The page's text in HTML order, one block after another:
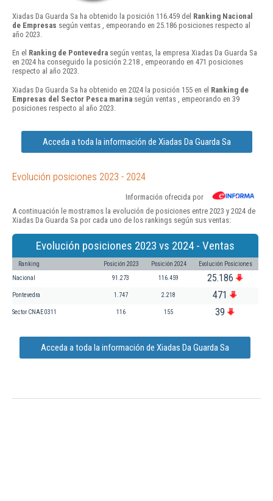
Xiadas Da Guarda Sa ha obtenido la posición 116.459 del Ranking Nacional
de Empresas según ventas , empeorando en 25.186 posiciones respecto al
año 2023.
En el Ranking de Pontevedra según ventas, la empresa Xiadas Da Guarda Sa
en 2024 ha conseguido la posición 2.218 , empeorando en 471 posiciones
respecto al año 2023.
Xiadas Da Guarda Sa ha obtenido en 2024 la posición 155 en el Ranking de
Empresas del Sector Pesca marina según ventas , empeorando en 39
posiciones respecto al año 2023.
Acceda a toda la información de Xiadas Da Guarda Sa
Evolución posiciones 2023 - 2024
Información ofrecida por
A continuación le mostramos la evolución de posiciones entre 2023 y 2024 de
Xiadas Da Guarda Sa por cada uno de los rankings según sus ventas:
Evolución posiciones 2023 vs 2024 - Ventas
Ranking Posición 2023 Posición 2024 Evolución Posiciones
Nacional 91.273 116.459 25.186
Pontevedra 1.747 2.218 471
Sector CNAE 0311 116 155 39
Acceda a toda la información de Xiadas Da Guarda Sa